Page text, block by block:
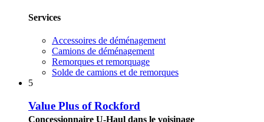
Services
Accessoires de déménagement
Camions de déménagement
Remorques et remorquage
Solde de camions et de remorques
5
Value Plus of Rockford
Concessionnaire U-Haul dans le voisinage